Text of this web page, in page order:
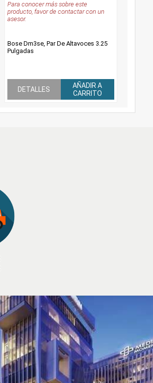
Para conocer más sobre este
producto, favor de contactar con un
asesor.
Bose Dm3se, Par De Altavoces 3.25
Pulgadas
DETALLES
AÑADIR A
CARRITO